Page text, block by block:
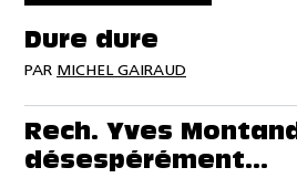
Dure dure
PAR MICHEL GAIRAUD
Rech. Yves Montand
désespérément…